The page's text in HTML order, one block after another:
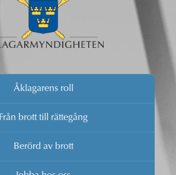
Åklagarens roll
Från brott till rättegång
Berörd av brott